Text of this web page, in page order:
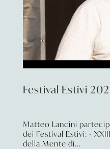
Festival Estivi
Matteo Lancini
dei Festival Estivi: -
della Mente di...